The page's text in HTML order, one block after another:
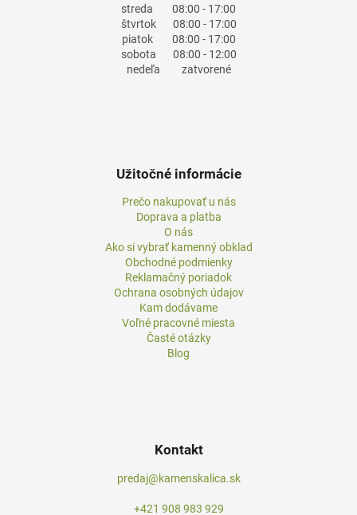
streda 08:00 - 17:00
štvrtok08:00 - 17:00
piatok08:00 - 17:00
sobota 08:00 - 12:00
nedeľa zatvorené
Užitočné informácie
Prečo nakupovať u nás
Doprava a platba
O nás
Ako si vybrať kamenný obklad
Obchodné podmienky
Reklamačný poriadok
Ochrana osobných údajov
Kam dodávame
Voľné pracovné miesta
Časté otázky
Blog
Kontakt
predaj@kamenskalica.sk
+421 908 983 929